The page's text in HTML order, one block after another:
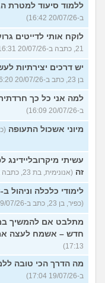
ללמוד סיעוד למטרת
ב-20/07/26 16:42)
לוקח אותי לדייטים
21, כתבה ב-20/07/26 16:31)
יש דרכים יצירתיות
בן 23, כתב ב-20/07/26 16:20)
למה אני כל כך
ב-20/07/26 16:09)
מיוני אשכול התעופה (ככככ,
עשיתי
זה (אנונימית, בת 23, כתבה ב-19/07/26 17:35)
לימודי כלכלה וניהול ב-2026 האם יהיה לי עתיד בזה?
(כפיר, בן 23, כתב ב-19/07/26 17:24)
מתלבט אם להמשיך
חדש – אשמח לעצה
17:13)
מה הדרך הכי טובה
ב-19/07/26 17:04)